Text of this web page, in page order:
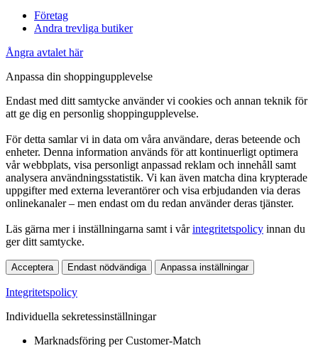
Företag
Andra trevliga butiker
Ångra avtalet här
Anpassa din shoppingupplevelse
Endast med ditt samtycke använder vi cookies och annan teknik för
att ge dig en personlig shoppingupplevelse.
För detta samlar vi in data om våra användare, deras beteende och
enheter. Denna information används för att kontinuerligt optimera
vår webbplats, visa personligt anpassad reklam och innehåll samt
analysera användningsstatistik. Vi kan även matcha dina krypterade
uppgifter med externa leverantörer och visa erbjudanden via deras
onlinekanaler – men endast om du redan använder deras tjänster.
Läs gärna mer i inställningarna samt i vårintegritetspolicy innan du
ger ditt samtycke.
Acceptera Endast nödvändiga Anpassa inställningar
Integritetspolicy
Individuella sekretessinställningar
Marknadsföring per Customer-Match